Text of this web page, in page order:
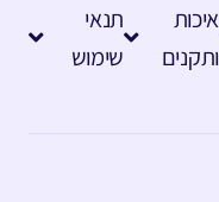
תנאי
שימוש
איכות
ותקנים